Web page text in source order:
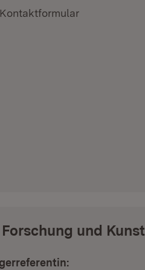
Extern:
Kontaktformular
und Kunst